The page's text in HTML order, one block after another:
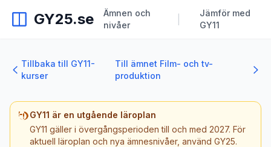
GY25.se
Ämnen och
nivåer
Jämför med
GY11
Tillbaka till GY11-
kurser
Till ämnet Film- och tv-
produktion
GY11 är en utgående läroplan
GY11 gäller i övergångsperioden till och med 2027. För
aktuell läroplan och nya ämnesnivåer, använd GY25.